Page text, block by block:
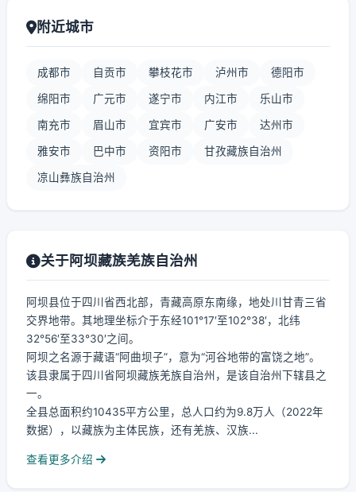
附近城市
成都市 自贡市 攀枝花市 泸州市 德阳市
绵阳市 广元市 遂宁市 内江市 乐山市
南充市 眉山市 宜宾市 广安市 达州市
雅安市 巴中市 资阳市 甘孜藏族自治州
凉山彝族自治州
关于阿坝藏族羌族自治州
阿坝县位于四川省西北部，青藏高原东南缘，地处川甘青三省
交界地带。其地理坐标介于东经101°17′至102°38′，北纬
32°56′至33°30′之间。
阿坝之名源于藏语“阿曲坝子”，意为“河谷地带的富饶之地”。
该县隶属于四川省阿坝藏族羌族自治州，是该自治州下辖县之
一。
全县总面积约10435平方公里，总人口约为9.8万人（2022年
数据），以藏族为主体民族，还有羌族、汉族...
查看更多介绍